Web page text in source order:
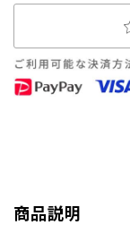
商品説明